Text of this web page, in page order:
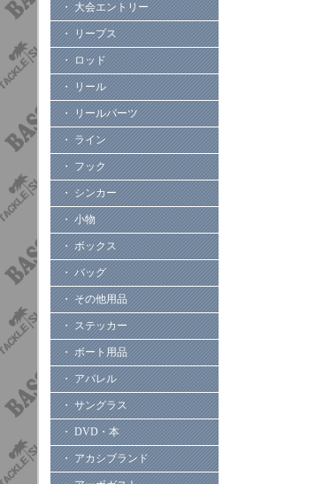
・ 大会エントリー
・ リープス
・ ロッド
・ リール
・ リールパーツ
・ ライン
・ フック
・ シンカー
・ 小物
・ ボックス
・ バッグ
・ その他用品
・ ステッカー
・ ボート用品
・ アパレル
・ サングラス
・ DVD・本
・ アカシブランド